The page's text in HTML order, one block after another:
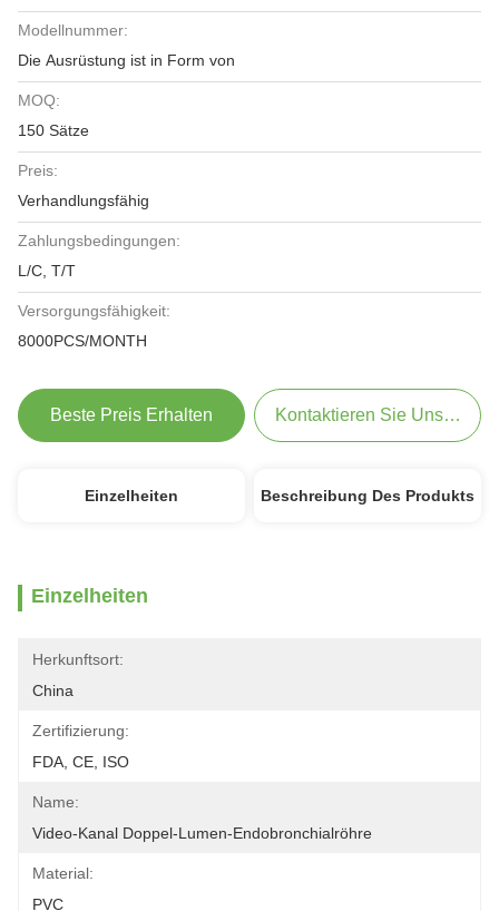
Modellnummer:
Die Ausrüstung ist in Form von
MOQ:
150 Sätze
Preis:
Verhandlungsfähig
Zahlungsbedingungen:
L/C, T/T
Versorgungsfähigkeit:
8000PCS/MONTH
Beste Preis Erhalten Kontaktieren Sie Uns Jetzt
Einzelheiten Beschreibung Des Produkts
Einzelheiten
Herkunftsort:
China
Zertifizierung:
FDA, CE, ISO
Name:
Video-Kanal Doppel-Lumen-Endobronchialröhre
Material:
PVC